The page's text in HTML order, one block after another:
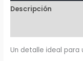
Descripción
Un detalle ideal para